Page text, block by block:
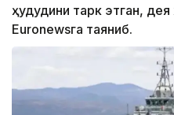
ҳудудини тарк этган,
Еuronewsга таяниб.